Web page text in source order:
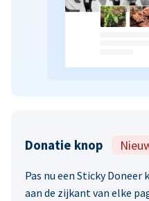
Donatie knop
Pas nu een Sticky Doneer
aan de zijkant van elke